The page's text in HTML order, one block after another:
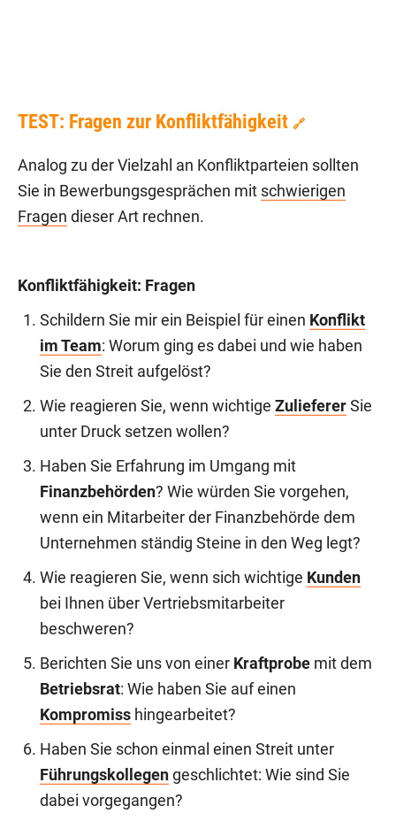
TEST: Fragen zur Konfliktfähigkeit 🔗
Analog zu der Vielzahl an Konfliktparteien sollten
Sie in Bewerbungsgesprächen mit schwierigen
Fragen dieser Art rechnen.
Konfliktfähigkeit: Fragen
Schildern Sie mir ein Beispiel für einen Konflikt
im Team: Worum ging es dabei und wie haben
Sie den Streit aufgelöst?
Wie reagieren Sie, wenn wichtige Zulieferer Sie
unter Druck setzen wollen?
Haben Sie Erfahrung im Umgang mit
Finanzbehörden? Wie würden Sie vorgehen,
wenn ein Mitarbeiter der Finanzbehörde dem
Unternehmen ständig Steine in den Weg legt?
Wie reagieren Sie, wenn sich wichtige Kunden
bei Ihnen über Vertriebsmitarbeiter
beschweren?
Berichten Sie uns von einer Kraftprobe mit dem
Betriebsrat: Wie haben Sie auf einen
Kompromiss hingearbeitet?
Haben Sie schon einmal einen Streit unter
Führungskollegen geschlichtet: Wie sind Sie
dabei vorgegangen?